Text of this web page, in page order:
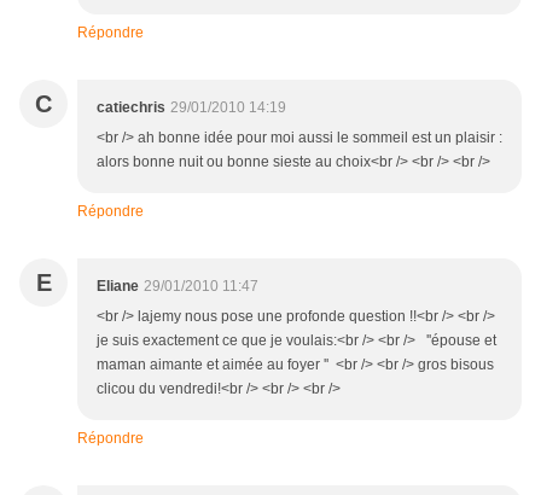
Répondre
C catiechris 29/01/2010 14:19
<br /> ah bonne idée pour moi aussi le sommeil est un plaisir :
alors bonne nuit ou bonne sieste au choix<br /> <br /> <br />
Répondre
E Eliane 29/01/2010 11:47
<br /> lajemy nous pose une profonde question !!<br /> <br />
je suis exactement ce que je voulais:<br /> <br /> ''épouse et
maman aimante et aimée au foyer '' <br /> <br /> gros bisous
clicou du vendredi!<br /> <br /> <br />
Répondre